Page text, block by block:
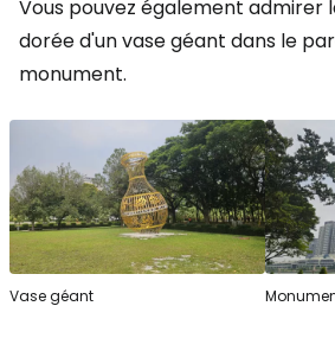
Vous pouvez également admirer
dorée d'un vase géant dans le
monument.
Vase géant